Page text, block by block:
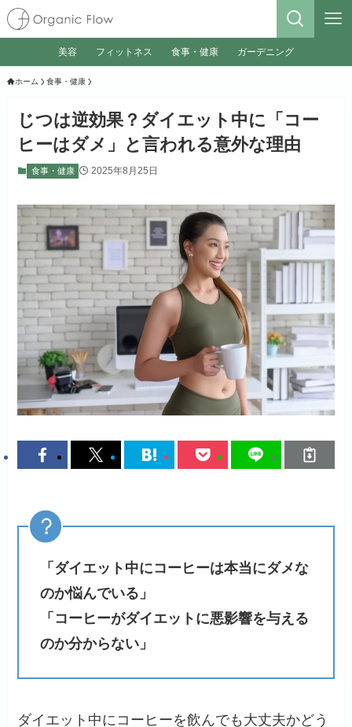
美容 フィットネス 食事・健康 ガーデニング
ホーム 食事・健康
じつは逆効果？ダイエット中に「コー
ヒーはダメ」と言われる意外な理由
食事・健康 2025年8月25日
「ダイエット中にコーヒーは本当にダメな
のか悩んでいる」
「コーヒーがダイエットに悪影響を与える
のか分からない」
ダイエット中にコーヒーを飲んでも大丈夫かどう